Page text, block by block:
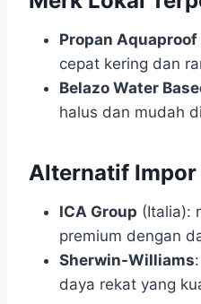
Propan Aquaproof
cepat kering dan
Belazo Water
halus dan mudah
Alternatif
ICA Group (Italia):
premium dengan
Sherwin-Williams
daya rekat yang